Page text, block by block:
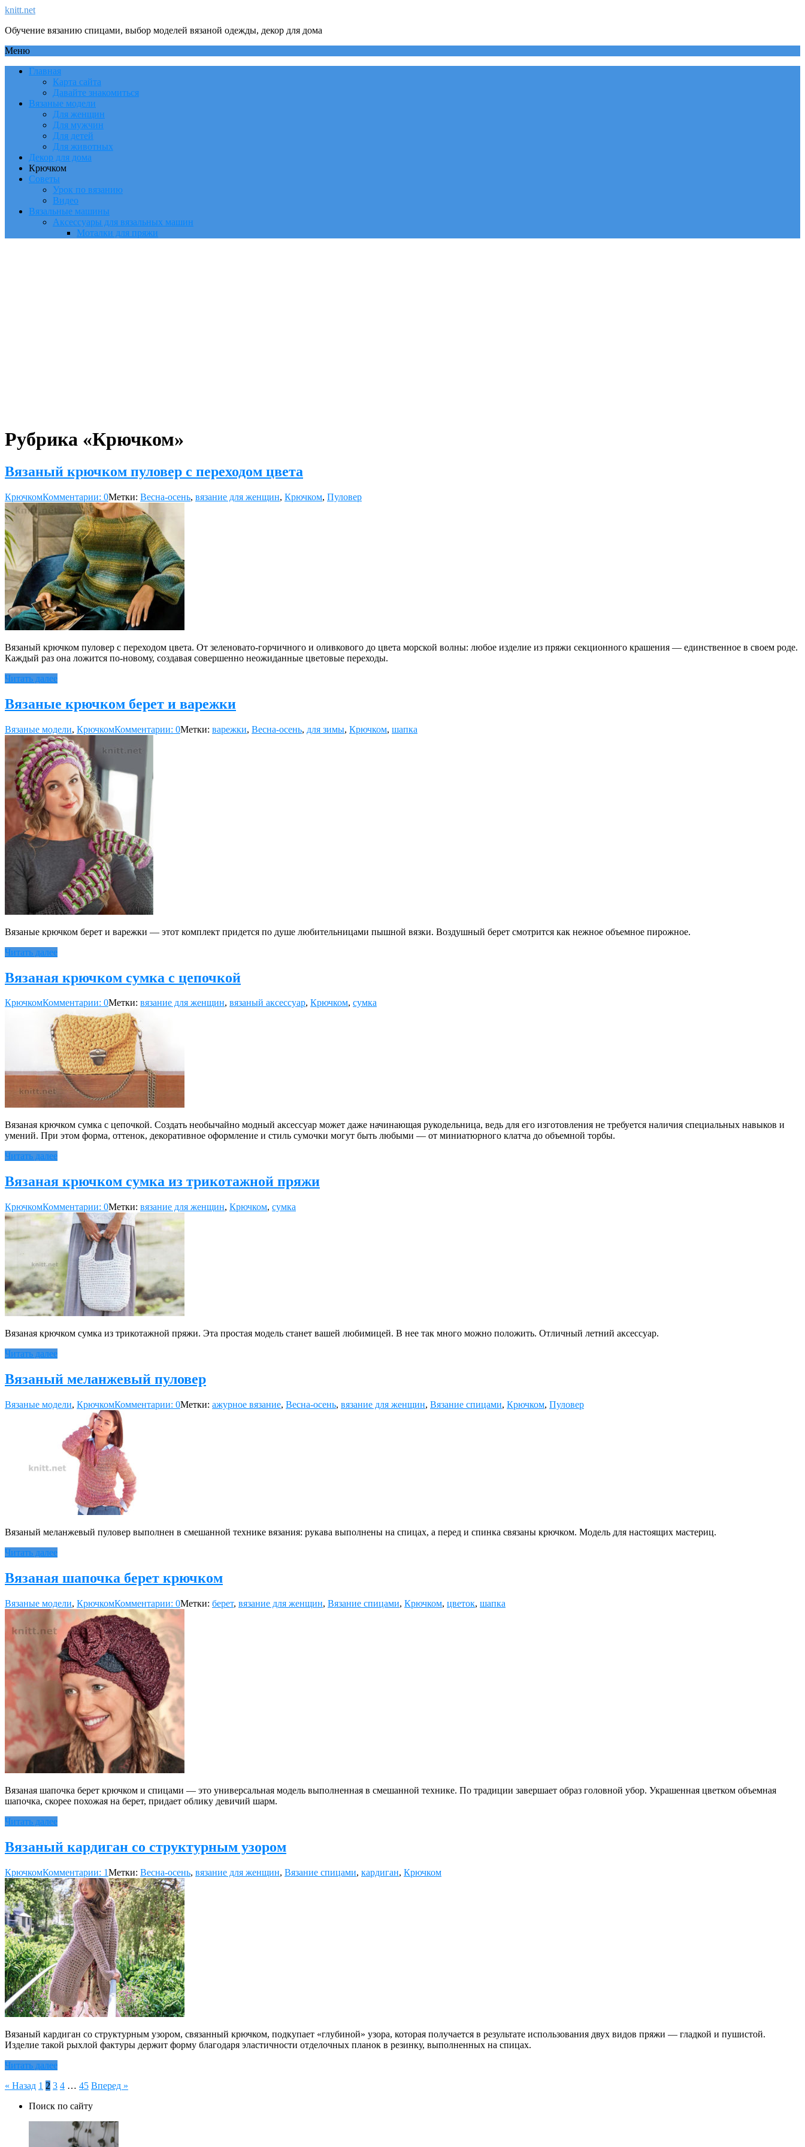
knitt.net
Обучение вязанию спицами, выбор моделей вязаной одежды, декор для дома
Меню
Главная
Карта сайта
Давайте знакомиться
Вязаные модели
Для женщин
Для мужчин
Для детей
Для животных
Декор для дома
Крючком
Советы
Урок по вязанию
Видео
Вязальные машины
Аксессуары для вязальных машин
Моталки для пряжи
Рубрика «Крючком»
Вязаный крючком пуловер с переходом цвета
КрючкомКомментарии: 0Метки: Весна-осень, вязание для женщин, Крючком, Пуловер
Вязаный крючком пуловер с переходом цвета. От зеленовато-горчичного и оливкового до цвета морской волны: любое изделие из пряжи секционного крашения — единственное в своем роде.
Каждый раз она ложится по-новому, создавая совершенно неожиданные цветовые переходы.
Читать далее
Вязаные крючком берет и варежки
Вязаные модели, КрючкомКомментарии: 0Метки: варежки, Весна-осень, для зимы, Крючком, шапка
Вязаные крючком берет и варежки — этот комплект придется по душе любительницами пышной вязки. Воздушный берет смотрится как нежное объемное пирожное.
Читать далее
Вязаная крючком сумка с цепочкой
КрючкомКомментарии: 0Метки: вязание для женщин, вязаный аксессуар, Крючком, сумка
Вязаная крючком сумка с цепочкой. Создать необычайно модный аксессуар может даже начинающая рукодельница, ведь для его изготовления не требуется наличия специальных навыков и
умений. При этом форма, оттенок, декоративное оформление и стиль сумочки могут быть любыми — от миниатюрного клатча до объемной торбы.
Читать далее
Вязаная крючком сумка из трикотажной пряжи
КрючкомКомментарии: 0Метки: вязание для женщин, Крючком, сумка
Вязаная крючком сумка из трикотажной пряжи. Эта простая модель станет вашей любимицей. В нее так много можно положить. Отличный летний аксессуар.
Читать далее
Вязаный меланжевый пуловер
Вязаные модели, КрючкомКомментарии: 0Метки: ажурное вязание, Весна-осень, вязание для женщин, Вязание спицами, Крючком, Пуловер
Вязаный меланжевый пуловер выполнен в смешанной технике вязания: рукава выполнены на спицах, а перед и спинка связаны крючком. Модель для настоящих мастериц.
Читать далее
Вязаная шапочка берет крючком
Вязаные модели, КрючкомКомментарии: 0Метки: берет, вязание для женщин, Вязание спицами, Крючком, цветок, шапка
Вязаная шапочка берет крючком и спицами — это универсальная модель выполненная в смешанной технике. По традиции завершает образ головной убор. Украшенная цветком объемная
шапочка, скорее похожая на берет, придает облику девичий шарм.
Читать далее
Вязаный кардиган со структурным узором
КрючкомКомментарии: 1Метки: Весна-осень, вязание для женщин, Вязание спицами, кардиган, Крючком
Вязаный кардиган со структурным узором, связанный крючком, подкупает «глубиной» узора, которая получается в результате использования двух видов пряжи — гладкой и пушистой.
Изделие такой рыхлой фактуры держит форму благодаря эластичности отделочных планок в резинку, выполненных на спицах.
Читать далее
Пагинация
записей
« Назад 1 2 3 4 … 45 Вперед »
Поиск по сайту